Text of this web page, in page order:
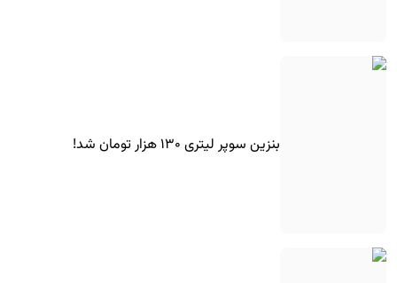
بنزین سوپر لیتری ۱۳۰ هزار تومان شد!